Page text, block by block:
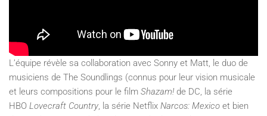
L’équipe révèle sa collaboration avec Sonny et Matt, le duo de
musiciens de The Soundlings (connus pour leur vision musicale
et leurs compositions pour le film Shazam! de DC, la série
HBO Lovecraft Country, la série Netflix Narcos: Mexico et bien